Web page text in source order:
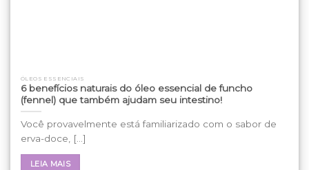
ÓLEOS ESSENCIAIS
6 benefícios naturais do óleo essencial de funcho
(fennel) que também ajudam seu intestino!
Você provavelmente está familiarizado com o sabor de
erva-doce, [...]
LEIA MAIS